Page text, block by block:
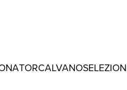
TORCALVANO